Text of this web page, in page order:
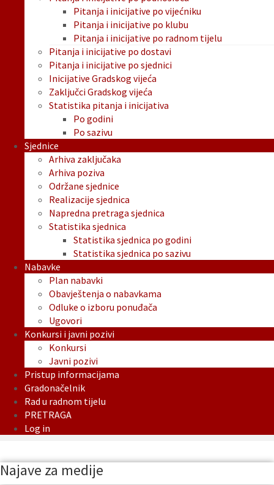
Pitanja i inicijative po vijećniku
Pitanja i inicijative po klubu
Pitanja i inicijative po radnom tijelu
Pitanja i inicijative po dostavi
Pitanja i inicijative po sjednici
Inicijative Gradskog vijeća
Zaključci Gradskog vijeća
Statistika pitanja i inicijativa
Po godini
Po sazivu
Sjednice
Arhiva zaključaka
Arhiva poziva
Održane sjednice
Realizacije sjednica
Napredna pretraga sjednica
Statistika sjednica
Statistika sjednica po godini
Statistika sjednica po sazivu
Nabavke
Plan nabavki
Obavještenja o nabavkama
Odluke o izboru ponuđača
Ugovori
Konkursi i javni pozivi
Konkursi
Javni pozivi
Pristup informacijama
Gradonačelnik
Rad u radnom tijelu
PRETRAGA
Log in
Najave za medije